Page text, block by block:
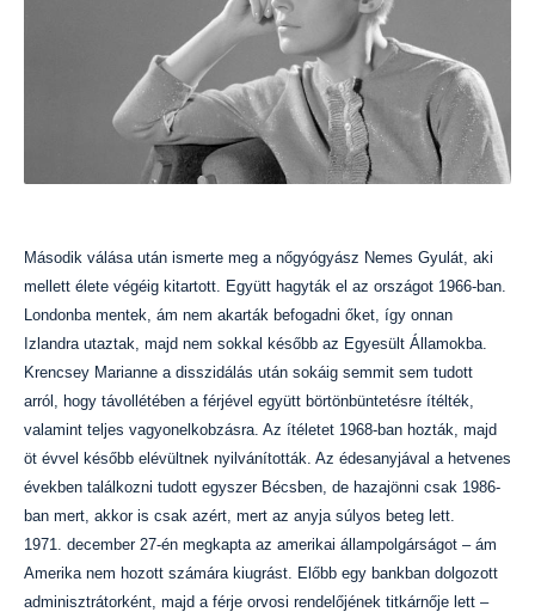
Második válása után ismerte meg a nőgyógyász Nemes Gyulát, aki
mellett élete végéig kitartott. Együtt hagyták el az országot 1966-ban.
Londonba mentek, ám nem akarták befogadni őket, így onnan
Izlandra utaztak, majd nem sokkal később az Egyesült Államokba.
Krencsey Marianne a disszidálás után sokáig semmit sem tudott
arról, hogy távollétében a férjével együtt börtönbüntetésre ítélték,
valamint teljes vagyonelkobzásra. Az ítéletet 1968-ban hozták, majd
öt évvel később elévültnek nyilvánították. Az édesanyjával a hetvenes
években találkozni tudott egyszer Bécsben, de hazajönni csak 1986-
ban mert, akkor is csak azért, mert az anyja súlyos beteg lett.
1971. december 27-én megkapta az amerikai állampolgárságot – ám
Amerika nem hozott számára kiugrást. Előbb egy bankban dolgozott
adminisztrátorként, majd a férje orvosi rendelőjének titkárnője lett –